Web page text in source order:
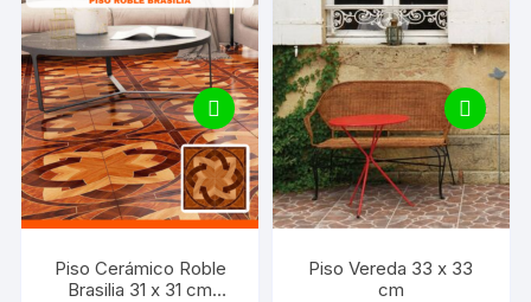
Piso Cerámico Roble
Brasilia 31 x 31 cm
Piso Vereda 33 x 33
cm